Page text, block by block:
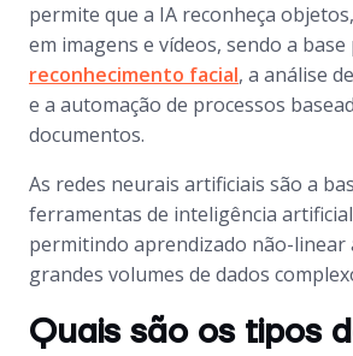
permite que a IA reconheça
em imagens e vídeos, sendo a base
reconhecimento facial, a análise
e a automação de processos
documentos.
As redes neurais artificiais são a
ferramentas de inteligência
permitindo aprendizado não-linear
grandes volumes de dados
Quais são os tipos